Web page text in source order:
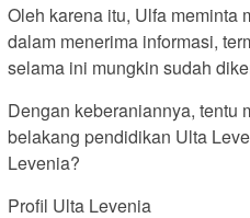
Oleh karena itu, Ulfa meminta
dalam menerima informasi,
selama ini mungkin sudah
Dengan keberaniannya, tentu
belakang pendidikan Ulta
Levenia?
Profil Ulta Levenia